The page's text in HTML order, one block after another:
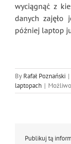
wyciągnąć z
danych zajęło
później laptop
By Rafał Poznański |
laptopach |
Publikuj tą